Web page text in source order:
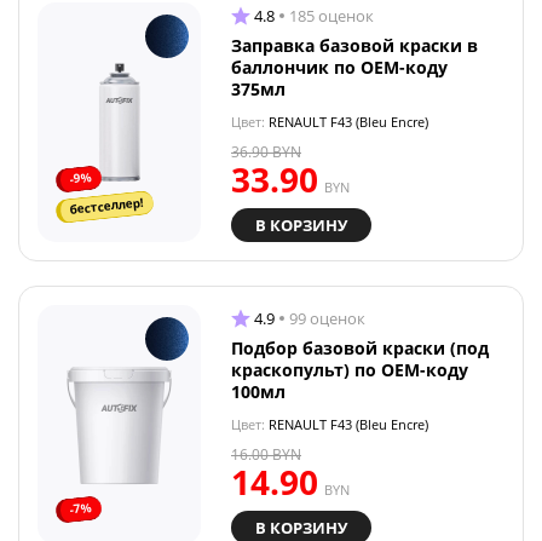
-9%
бестселлер!
4.8 185 оценок
Заправка базовой краски в
баллончик по OEM-коду
375мл
Цвет: RENAULT F43 (Bleu Encre)
33.90 BYN
36.90BYN
В КОРЗИНУ
-7%
4.9 99 оценок
Подбор базовой краски (под
краскопульт) по OEM-коду
100мл
Цвет: RENAULT F43 (Bleu Encre)
14.90 BYN
16.00BYN
В КОРЗИНУ